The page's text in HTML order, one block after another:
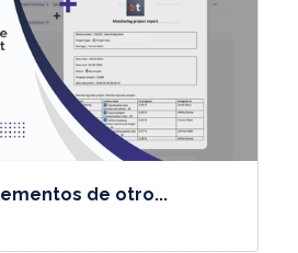
de otro...